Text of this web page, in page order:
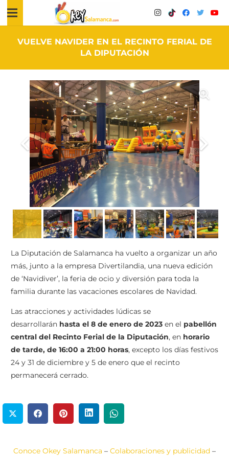
VUELVE NAVIDER EN EL RECINTO FERIAL DE
LA DIPUTACIÓN
La Diputación de Salamanca ha vuelto a organizar un año
más, junto a la empresa Divertilandia, una nueva edición
de ‘Navidiver’, la feria de ocio y diversión para toda la
familia durante las vacaciones escolares de Navidad.
Las atracciones y actividades lúdicas se
desarrollarán hasta el 8 de enero de 2023 en el pabellón
central del Recinto Ferial de la Diputación, en horario
de tarde, de 16:00 a 21:00 horas, excepto los días festivos
24 y 31 de diciembre y 5 de enero que el recinto
permanecerá cerrado.
Conoce Okey Salamanca – Colaboraciones y publicidad –